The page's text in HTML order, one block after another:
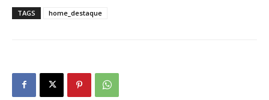
TAGS home_destaque